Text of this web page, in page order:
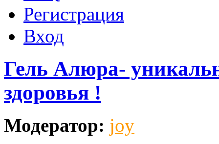
Регистрация
Вход
Гель Алюра-
здоровья !
Модератор: joy